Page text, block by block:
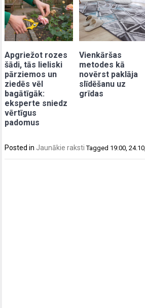
Apgriežot rozes
šādi, tās lieliski
pārziemos un
ziedēs vēl
bagātīgāk:
eksperte sniedz
vērtīgus
padomus
Vienkāršas
metodes kā
novērst paklāja
slīdēšanu uz
grīdas
Posted in Jaunākie raksti Tagged 19:00 ,24.10